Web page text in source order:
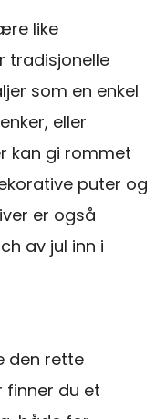
like
tradisjonelle
som en enkel
eller
kan gi rommet
puter og
er også
av jul inn i
den rette
finner du et